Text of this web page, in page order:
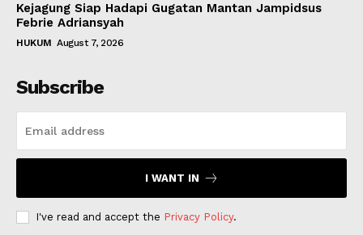
Kejagung Siap Hadapi Gugatan Mantan Jampidsus
Febrie Adriansyah
HUKUM August 7, 2026
Subscribe
I WANT IN
I've read and accept the Privacy Policy.